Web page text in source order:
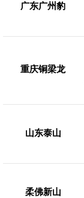
广东广州豹
重庆铜梁龙
山东泰山
柔佛新山